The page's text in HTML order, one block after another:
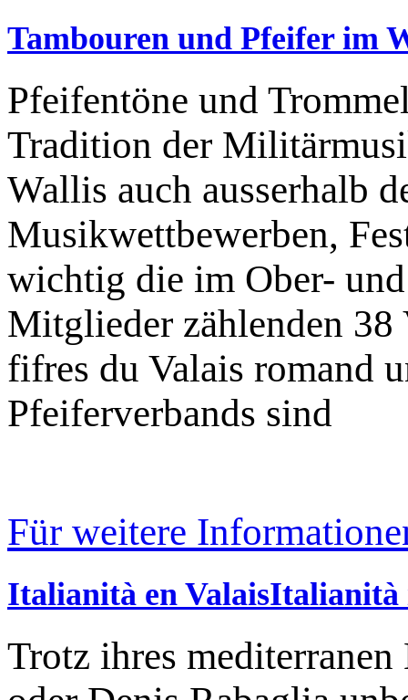
Tambouren und Pfeifer im
Pfeifentöne und
Tradition der
Wallis auch ausserhalb
Musikwettbewerben,
wichtig die im Ober-
Mitglieder zählenden 38
fifres du Valais romand
Pfeiferverbands sind
Für weitere
Italianità en ValaisItalianità
Trotz ihres